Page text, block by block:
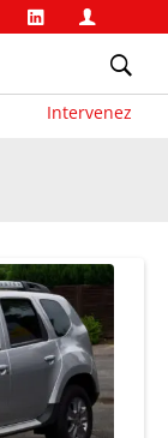
Intervenez